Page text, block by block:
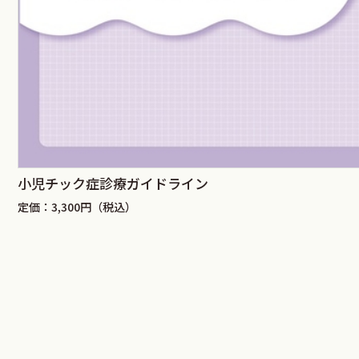
小児チック症診療ガイドライン
定価：3,300円（税込）